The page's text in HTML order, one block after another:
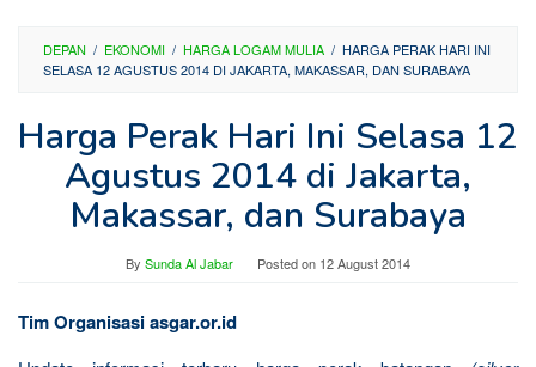
DEPAN / EKONOMI / HARGA LOGAM MULIA / HARGA PERAK HARI INI
SELASA 12 AGUSTUS 2014 DI JAKARTA, MAKASSAR, DAN SURABAYA
Harga Perak Hari Ini Selasa 12
Agustus 2014 di Jakarta,
Makassar, dan Surabaya
By Sunda Al Jabar Posted on 12 August 2014
Tim Organisasi asgar.or.id